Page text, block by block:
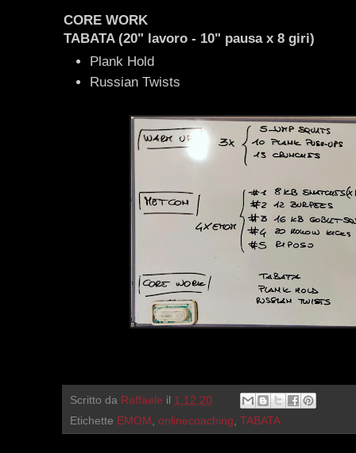
CORE WORK
TABATA (20" lavoro - 10" pausa x 8 giri)
Plank Hold
Russian Twists
Scritto da Raffaele il 1.12.20
Etichette EMOM , onlinecoaching, TABATA